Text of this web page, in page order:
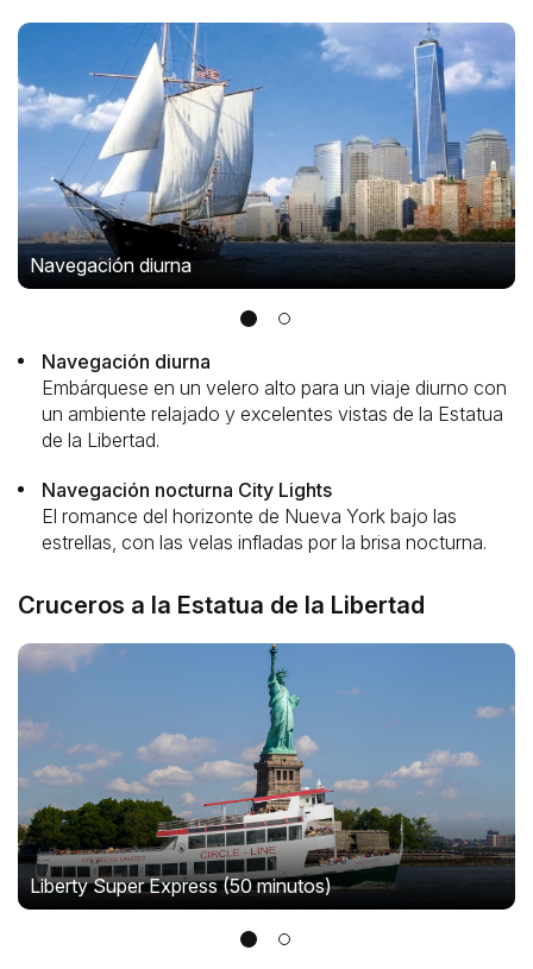
Navegación diurna
Navegación diurna
Embárquese en un velero alto para un viaje diurno con
un ambiente relajado y excelentes vistas de la Estatua
de la Libertad.
Navegación nocturna City Lights
El romance del horizonte de Nueva York bajo las
estrellas, con las velas infladas por la brisa nocturna.
Cruceros a la Estatua de la Libertad
Liberty Super Express (50 minutos)